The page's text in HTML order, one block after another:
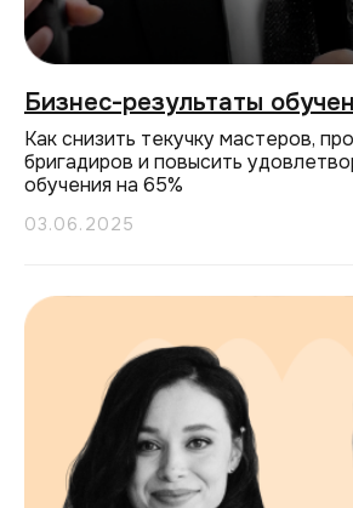
Бизнес-результаты
Как снизить текучку мастеров,
бригадиров и повысить
обучения на 65%
03.06.2025